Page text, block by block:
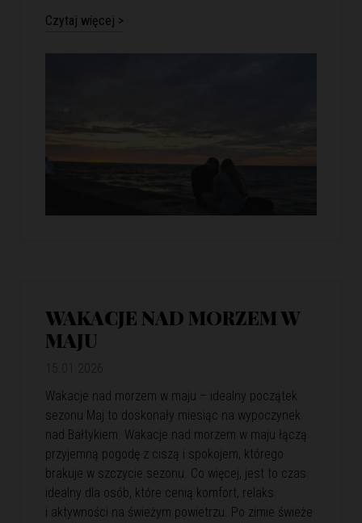
Czytaj więcej >
WAKACJE NAD MORZEM W
MAJU
Wakacje nad morzem w maju – idealny początek
sezonu Maj to doskonały miesiąc na wypoczynek
nad Bałtykiem. Wakacje nad morzem w maju łączą
przyjemną pogodę z ciszą i spokojem, którego
brakuje w szczycie sezonu. Co więcej, jest to czas
idealny dla osób, które cenią komfort, relaks
i aktywności na świeżym powietrzu. Po zimie świeże